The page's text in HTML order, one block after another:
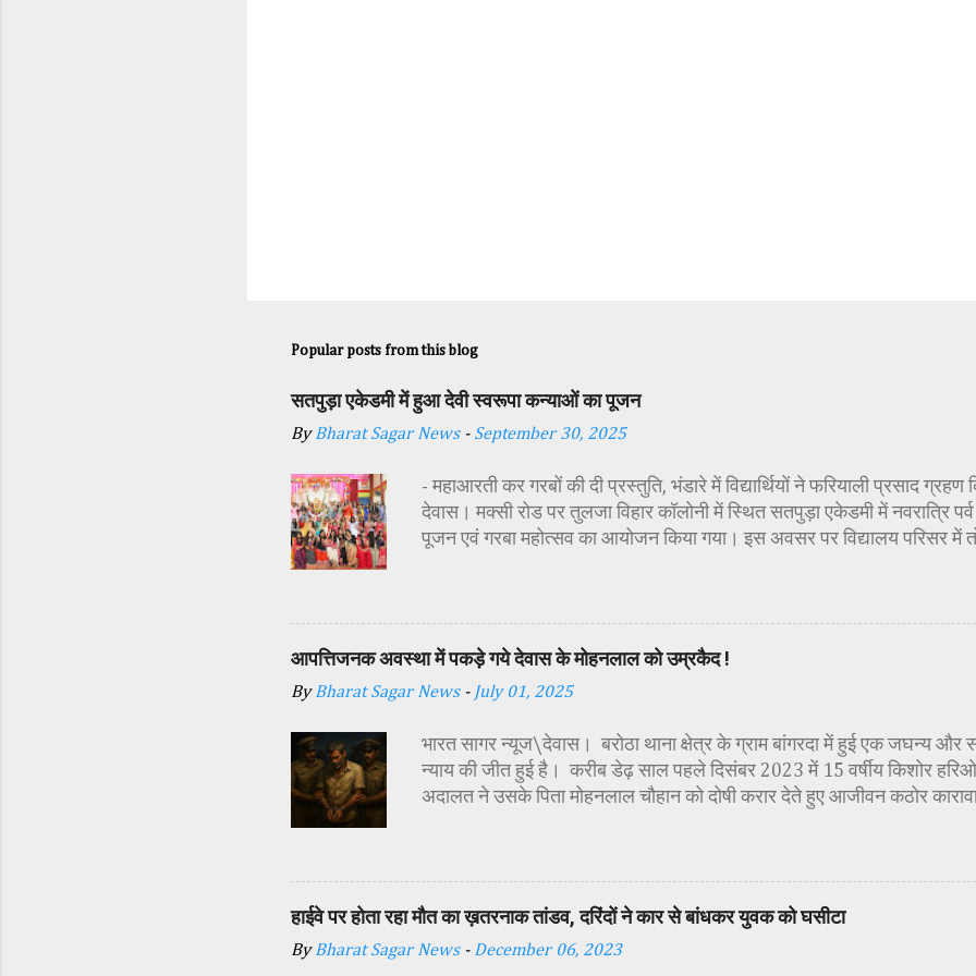
Popular posts from this blog
सतपुड़ा एकेडमी में हुआ देवी स्वरूपा कन्याओं का पूजन
ByBharat Sagar News - September 30, 2025
- महाआरती कर गरबों की दी प्रस्तुति, भंडारे में विद्यार्थियों ने फरियाली प्रसाद
देवास। मक्सी रोड पर तुलजा विहार कॉलोनी में स्थित सतपुड़ा एकेडमी में नवरात्रि
पूजन एवं गरबा महोत्सव का आयोजन किया गया। इस अवसर पर विद्यालय परिसर में
अतिथि शासकीय पॉलिटेक्निक कॉलेज प्राचार्य डा. सोनल भाटी, वैभव विहार शिक्षा
प्रबंधक स्वीटी यादव, महिला बाल विकास विभाग पर्यवेक्षक कविता ठाकुर ने मातारानी
विधि-विधानपूर्वक पूजन-अर्चन किया। पं. मयंक द्विवेदी के आचार्यत्व में वैदिक
कन्याओं का विधिविधान पूर्वक पूजन-अर्चन किया गया। कार्यक्रम में अतिथिजनों ने
आपत्तिजनक अवस्था में पकड़े गये देवास के मोहनलाल को उम्रकैद !
ByBharat Sagar News - July 01, 2025
भारत सागर न्यूज\देवास। बरोठा थाना क्षेत्र के ग्राम बांगरदा में हुई एक जघन्य
न्याय की जीत हुई है। करीब डेढ़ साल पहले दिसंबर 2023 में 15 वर्षीय किशोर
अदालत ने उसके पिता मोहनलाल चौहान को दोषी करार देते हुए आजीवन कठोर
किया गया था। शव की हालत देख कर ही यह स्पष्ट हो गया था, कि हत्या बेहद
इसी बात से परेशान होकर आरोपी पिता ने अपने ही बेटे को रास्ते से हटाने की योजना
दिया। पुलिस जांच में पता चला कि मोहनलाल ने पहले बेटे का गला रस्सी से घोंटा,
डाले और शव को बोरवेल में फेंक दिया, ताकि सबूत छिपाया जा सके। यह भी पढ़े :
हाईवे पर होता रहा मौत का ख़तरनाक तांडव, दरिंदों ने कार से बांधकर युवक को घसीटा
ByBharat Sagar News - December 06, 2023